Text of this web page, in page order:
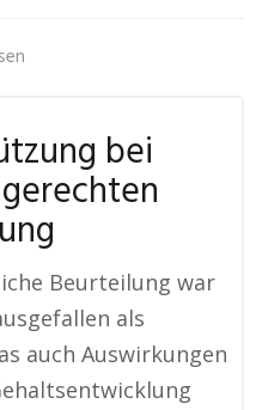
bei
Beurteilung war
als
auch Auswirkungen